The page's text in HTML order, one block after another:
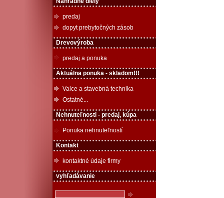
predaj
dopyt prebytočných zásob
Drevovýroba
predaj a ponuka
Aktuálna ponuka - skladom!!!
Valce a stavebná technika
Ostatné...
Nehnuteľnosti - predaj, kúpa
Ponuka nehnuteľností
Kontakt
kontaktné údaje firmy
vyhľadávanie